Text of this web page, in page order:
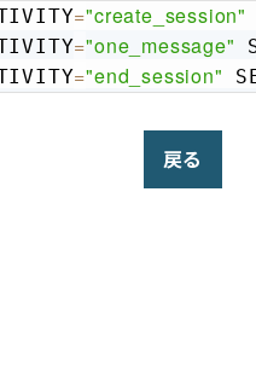
="create_session"
="one_message"
="end_session"
戻る